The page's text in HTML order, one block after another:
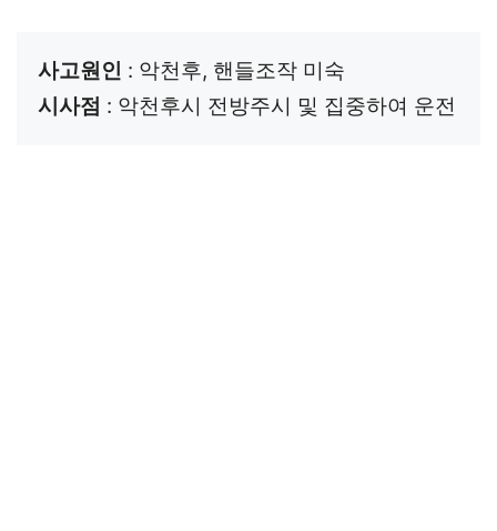
사고원인
시사점 : 악천후시 전방주시 및 집중하여 운전